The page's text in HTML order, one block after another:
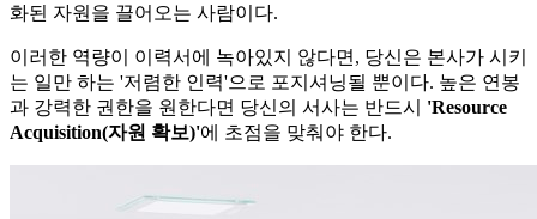
화된 자원을 끌어오는 사람이다.
이러한 역량이 이력서에 녹아있지 않다면, 당신은 본사가 시키
는 일만 하는 '저렴한 인력'으로 포지셔닝될 뿐이다. 높은 연봉
과 강력한 권한을 원한다면 당신의 서사는 반드시 'Resource
Acquisition(자원 확보)'​에 초점을 맞춰야 한다.